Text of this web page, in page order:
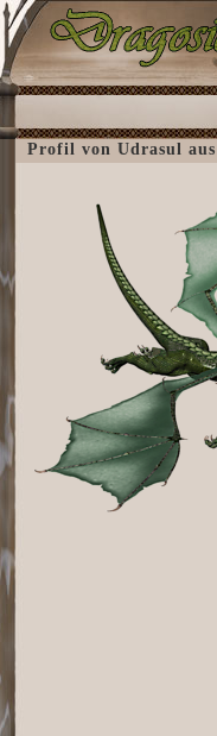
Profil von Udrasul aus